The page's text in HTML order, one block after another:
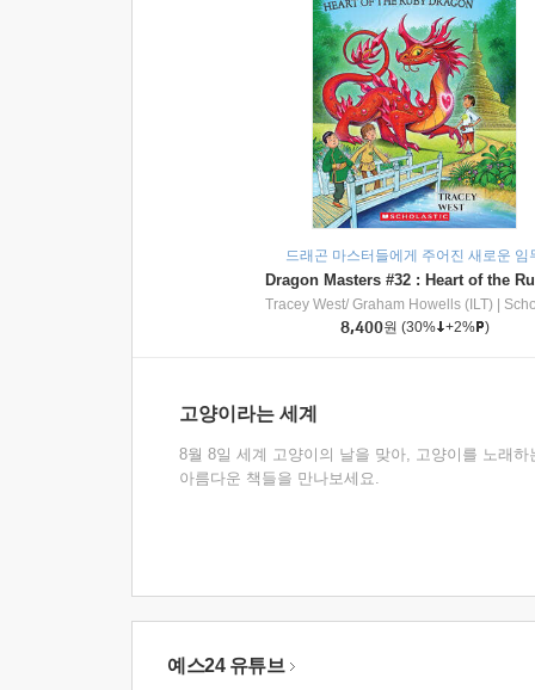
드래곤 마스터들에게 주어진 새로운 임
Tracey West/ Graham Howells (ILT)
8,400원 (30% +2% )
고양이라는 세계
8월 8일 세계 고양이의 날을 맞아, 고양이를 노래하
아름다운 책들을 만나보세요.
예스24 유튜브